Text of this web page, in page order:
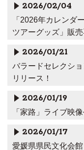
2026/02/04
「2026年カレンダ
ツアーグッズ」販
2026/01/21
バラードセレクシ
リリース！
2026/01/19
「家路」ライブ映像
2026/01/17
愛媛県県民文化会